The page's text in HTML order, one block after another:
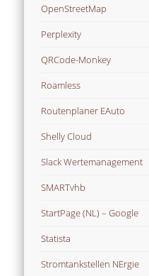
OpenStreetMap
Perplexity
QRCode-Monkey
Roamless
Routenplaner EAuto
Shelly Cloud
Slack Wertemanagement
SMARTvhb
StartPage (NL) – Google
Statista
Stromtankstellen NErgie